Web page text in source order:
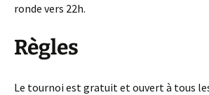
ronde vers 22h.
Règles
Le tournoi est gratuit et ouvert à tous